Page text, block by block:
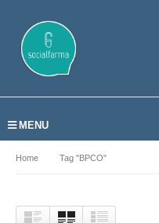
MENU
Home Tag "BPCO"